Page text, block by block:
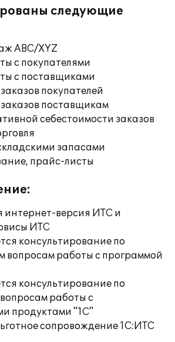
следующие
ABC/XYZ
с покупателями
с поставщиками
покупателей
поставщикам
себестоимости заказов
запасами
прайс-листы
интернет-версия ИТС и
ИТС
консультирование по
вопросам работы с программой
консультирование по
работы с
продуктами "1С"
сопровождение 1С:ИТС